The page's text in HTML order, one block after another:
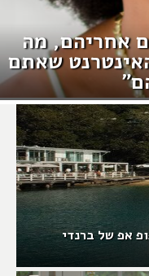
אחריהם, מה
שאתם
אפ של ברנדי